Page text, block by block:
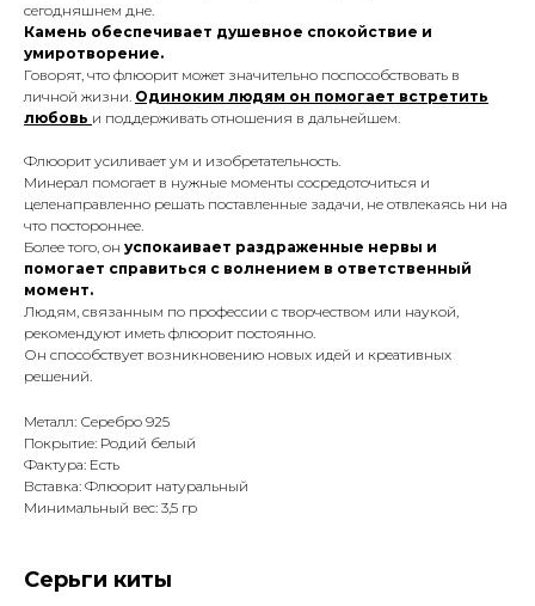
сегодняшнем дне.
Камень обеспечивает душевное спокойствие и
умиротворение.
Говорят, что флюорит может значительно поспособствовать в
личной жизни. Одиноким людям он помогает встретить
любовь и поддерживать отношения в дальнейшем.
Флюорит усиливает ум и изобретательность.
Минерал помогает в нужные моменты сосредоточиться и
целенаправленно решать поставленные задачи, не отвлекаясь ни на
что постороннее.
Более того, он успокаивает раздраженные нервы и
помогает справиться с волнением в ответственный
момент.
Людям, связанным по профессии с творчеством или наукой,
рекомендуют иметь флюорит постоянно.
Он способствует возникновению новых идей и креативных
решений.
Металл: Серебро 925
Покрытие: Родий белый
Фактура: Есть
Вставка: Флюорит натуральный
Минимальный вес: 3,5 гр
Серьги киты